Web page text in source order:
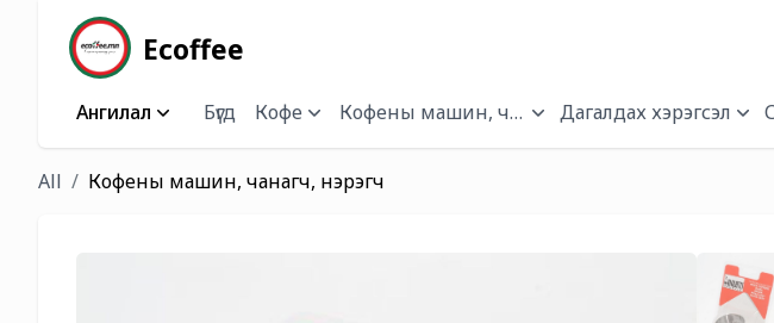
Ecoffee
Ангилал Бүгд Кофе Кофены машин, чанагч, нэрэгчДагалдах хэрэгсэл
All Кофены машин, чанагч, нэрэгч